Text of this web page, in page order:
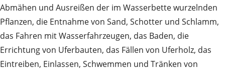
Abmähen und Ausreißen der im Wasserbette wurzelnden
Pflanzen, die Entnahme von Sand, Schotter und Schlamm,
das Fahren mit Wasserfahrzeugen, das Baden, die
Errichtung von Uferbauten, das Fällen von Uferholz, das
Eintreiben, Einlassen, Schwemmen und Tränken von